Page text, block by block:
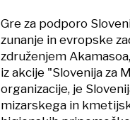
Gre za podporo
zunanje in evropske
združenjem
iz akcije "Slovenija za
organizacije, je
mizarskega in